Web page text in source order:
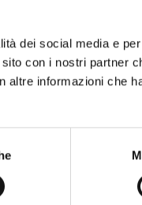
dei social media e
con i nostri partner
altre informazioni che
ENGLISH